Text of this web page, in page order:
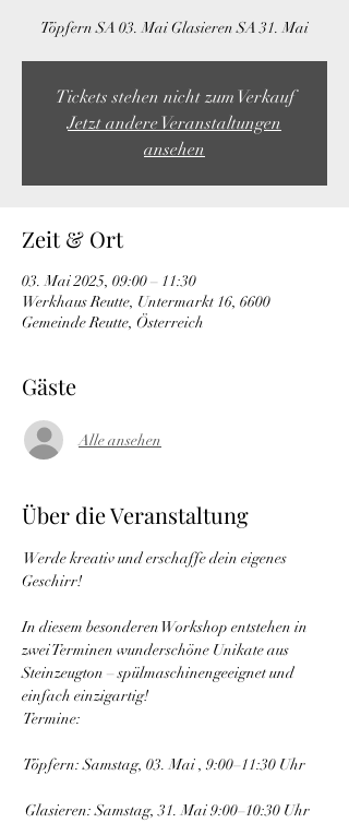
Töpfern SA 03. Mai Glasieren SA 31. Mai
Tickets stehen nicht zum Verkauf
Jetzt andere Veranstaltungen
ansehen
Zeit & Ort
03. Mai 2025, 09:00 – 11:30
Werkhaus Reutte, Untermarkt 16, 6600
Gemeinde Reutte, Österreich
Gäste
Alle ansehen
Über die Veranstaltung
Werde kreativ und erschaffe dein eigenes
Geschirr!
In diesem besonderen Workshop entstehen in
zwei Terminen wunderschöne Unikate aus
Steinzeugton – spülmaschinengeeignet und
einfach einzigartig!
Termine:
Töpfern: Samstag, 03. Mai , 9:00–11:30 Uhr
Glasieren: Samstag, 31. Mai 9:00–10:30 Uhr